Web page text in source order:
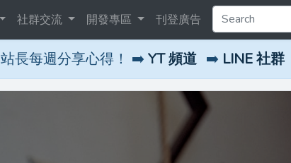
社群交流 開發專區 刊登廣告
站長每週分享心得！ ➡️ YT 頻道 ➡️ LINE 社群